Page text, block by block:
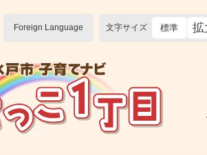
Foreign Language 文字サイズ 標準 拡